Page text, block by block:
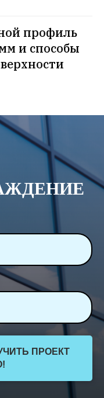
профиль
и способы
ПРОЕКТ